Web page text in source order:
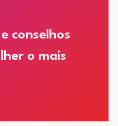
conselhos
o mais